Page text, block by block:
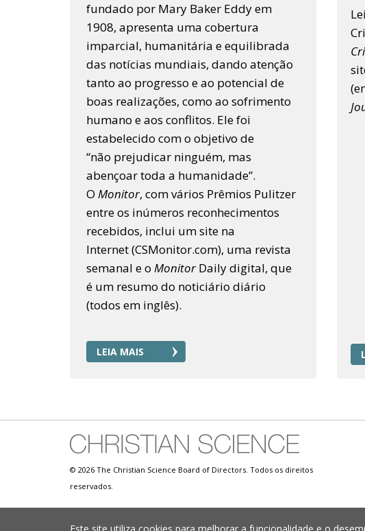
fundado por Mary Baker Eddy em
1908, apresenta uma cobertura
imparcial, humanitária e equilibrada
das notícias mundiais, dando atenção
tanto ao progresso e ao potencial de
boas realizações, como ao sofrimento
humano e aos conflitos. Ele foi
estabelecido com o objetivo de
“não prejudicar ninguém, mas
abençoar toda a humanidade”.
O Monitor, com vários Prêmios Pulitzer
entre os inúmeros reconhecimentos
recebidos, inclui um site na
Internet (CSMonitor.com), uma revista
semanal e o MonitorDaily digital, que
é um resumo do noticiário diário
(todos em inglês).
LEIA MAIS
© 2026 The Christian Science Board of Directors. Todos os direitos
reservados.